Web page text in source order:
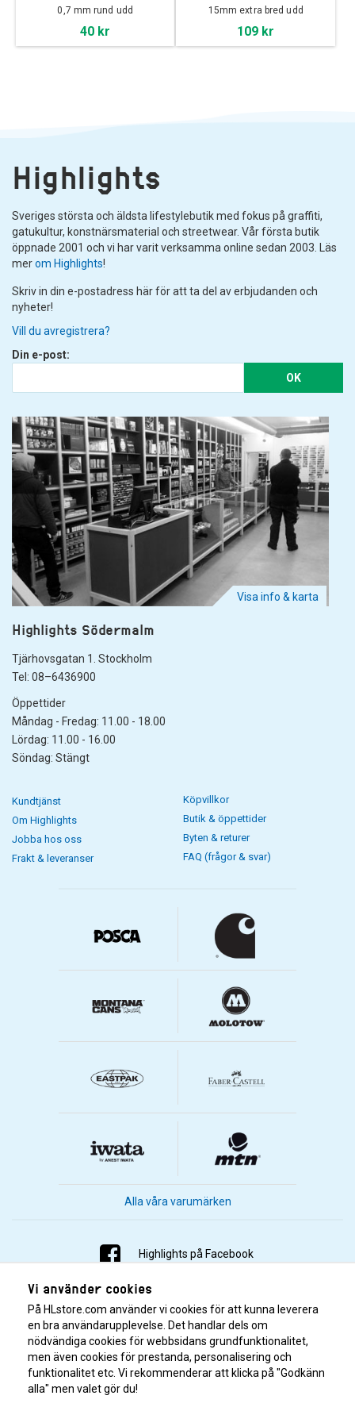
0,7 mm rund udd
40 kr
15mm extra bred udd
109 kr
Highlights
Sveriges största och äldsta lifestylebutik med fokus på graffiti,
gatukultur, konstnärsmaterial och streetwear. Vår första butik
öppnade 2001 och vi har varit verksamma online sedan 2003. Läs
merom Highlights!
Skriv in din e-postadress här för att ta del av erbjudanden och
nyheter!
Vill du avregistrera?
Din e-post:
OK
Visa info & karta
Highlights Södermalm
Tjärhovsgatan 1. Stockholm
Tel: 08–6436900
Öppettider
Måndag - Fredag: 11.00 - 18.00
Lördag: 11.00 - 16.00
Söndag: Stängt
Kundtjänst
Om Highlights
Jobba hos oss
Frakt & leveranser
Köpvillkor
Butik & öppettider
Byten & returer
FAQ (frågor & svar)
Alla våra varumärken
Highlights på Facebook
Highlights på Instagram
Highlights på Youtube
Highlights på Tiktok
Vi använder cookies
På HLstore.com använder vi cookies för att kunna leverera
en bra användarupplevelse. Det handlar dels om
nödvändiga cookies för webbsidans grundfunktionalitet,
men även cookies för prestanda, personalisering och
funktionalitet etc. Vi rekommenderar att klicka på "Godkänn
alla" men valet gör du!